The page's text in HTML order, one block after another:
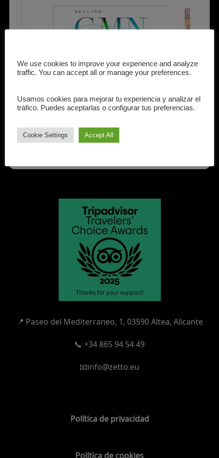
INFORMACIONES
📍 Paseo del Mediterraneo, 1, 03590 Altea, Alicante
📞 +34 865 94 54 49
📧info@zetto.eu
Política de privacidad
Política de cookies
We use cookies to improve your experience and analyze
traffic. You can accept all or manage your preferences.
Usamos cookies para mejorar tu experiencia y analizar el
tráfico. Puedes aceptarlas o configurar tus preferencias.
Cookie Settings Accept All